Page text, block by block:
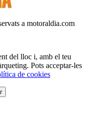
a motoraldia.com
del lloc i, amb el teu
Pots acceptar-les
de cookies